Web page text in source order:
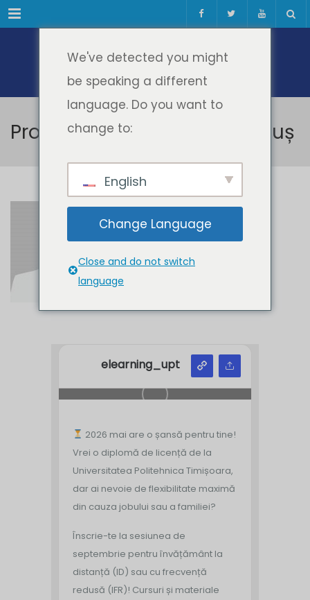
Meniul
Prof.univ.dr.ing. Nicolae Tăpuș
Prof.univ.dr.ing.
Nicolae Tăpuș
elearning_upt
2026 mai are o șansă pentru tine!
Vrei o diplomă de licență de la
Universitatea Politehnica Timișoara,
dar ai nevoie de flexibilitate maximă
din cauza jobului sau a familiei?
Înscrie-te la sesiunea de
septembrie pentru învățământ la
distanță (ID) sau cu frecvență
redusă (IFR)! Cursuri și materiale
We've detected you might
be speaking a different
language. Do you want to
change to:
English
Change Language
Close and do not switch
language